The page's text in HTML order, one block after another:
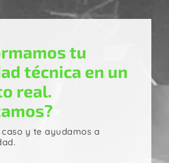
tu
técnica en un
real.
y te ayudamos a